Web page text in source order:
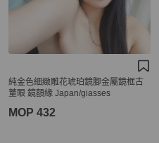
純金色細緻雕花琥珀鏡腳金屬鏡框古
蕫眼 鏡額緣 Japan/giasses
MOP 432